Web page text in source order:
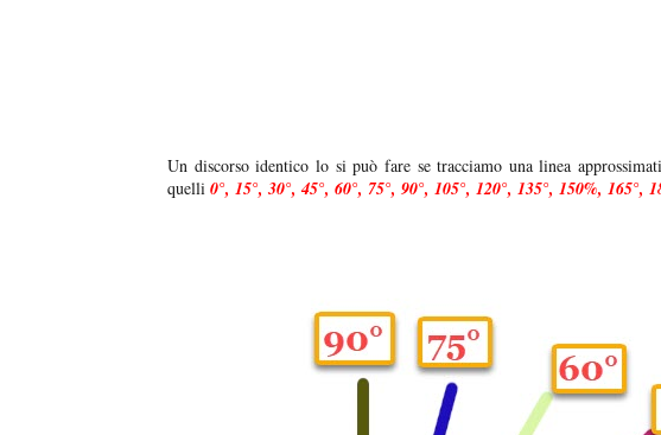
Un discorso identico lo si può fare se tracciamo una linea
quelli 0°, 15°, 30°, 45°, 60°, 75°, 90°, 105°, 120°, 135°, 150%, 165°,